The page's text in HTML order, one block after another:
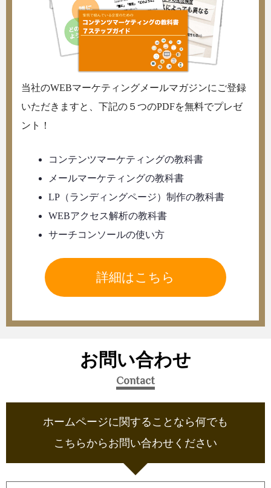
当社のWEBマーケティングメールマガジンにご登録
いただきますと、下記の５つのPDFを無料でプレゼ
ント！
コンテンツマーケティングの教科書
メールマーケティングの教科書
LP（ランディングページ）制作の教科書
WEBアクセス解析の教科書
サーチコンソールの使い方
詳細はこちら
お問い合わせ
Contact
ホームページに関することなら何でも
こちらからお問い合わせください